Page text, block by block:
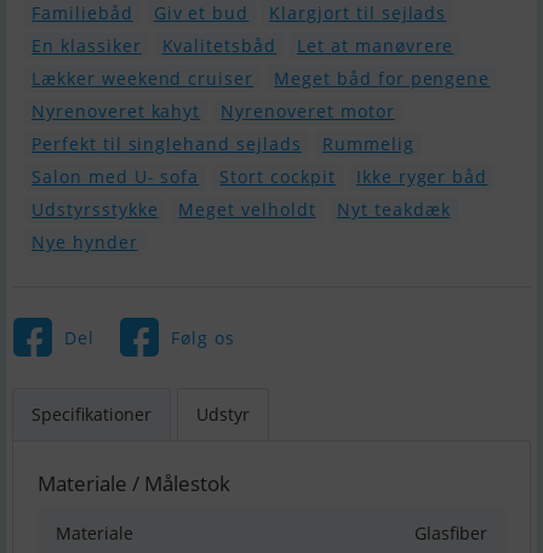
Familiebåd Giv et bud
Klargjort til sejlads
En klassiker
Kvalitetsbåd
Let at manøvrere
Lækker weekend cruiser
Meget båd for pengene
Nyrenoveret kahyt
Nyrenoveret motor
Perfekt til singlehand sejlads
Rummelig
Salon med U- sofa
Stort cockpit
Ikke ryger båd
Udstyrsstykke
Meget velholdt
Nyt teakdæk
Nye hynder
Del Følg os
Specifikationer Udstyr
Materiale / Målestok
Materiale Glasfiber